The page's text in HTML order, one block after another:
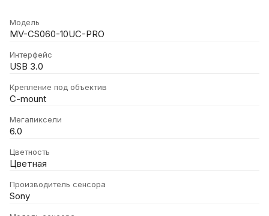
Модель
MV-CS060-10UC-PRO
Интерфейс
USB 3.0
Крепление под объектив
C-mount
Мегапиксели
6.0
Цветность
Цветная
Производитель сенсора
Sony